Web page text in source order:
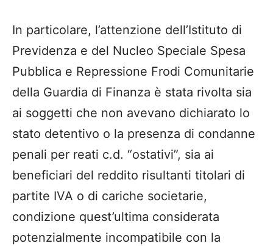
In particolare, l’attenzione dell’Istituto di
Previdenza e del Nucleo Speciale Spesa
Pubblica e Repressione Frodi Comunitarie
della Guardia di Finanza è stata rivolta sia
ai soggetti che non avevano dichiarato lo
stato detentivo o la presenza di condanne
penali per reati c.d. “ostativi”, sia ai
beneficiari del reddito risultanti titolari di
partite IVA o di cariche societarie,
condizione quest’ultima considerata
potenzialmente incompatibile con la